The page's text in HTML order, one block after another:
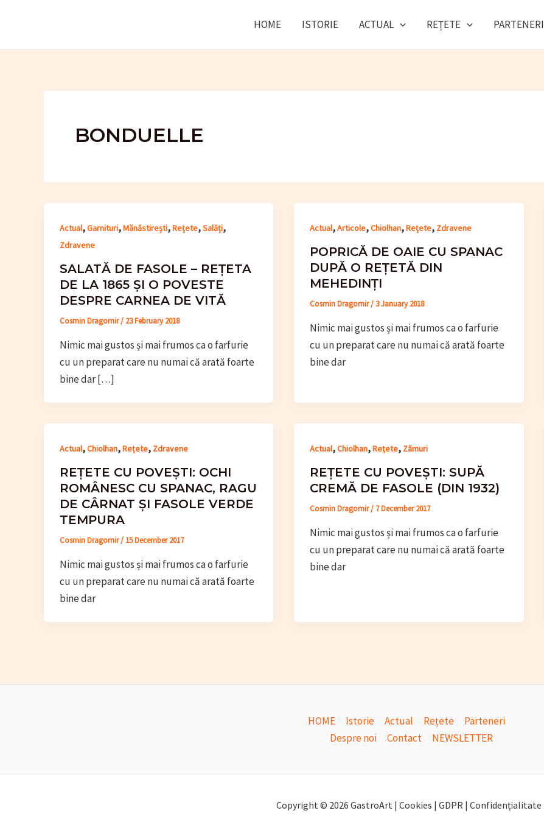
HOME ISTORIE ACTUAL REȚETE PARTENERI
BONDUELLE
Actual,Garnituri,Mănăstirești,Rețete,Salăți,
Zdravene
SALATĂ DE FASOLE – REȚETA
DE LA 1865 ȘI O POVESTE
DESPRE CARNEA DE VITĂ
Cosmin Dragomir/ 23 February 2018
Nimic mai gustos și mai frumos ca o farfurie
cu un preparat care nu numai că arată foarte
bine dar […]
Actual,Articole,Chiolhan,Rețete, Zdravene
POPRICĂ DE OAIE CU SPANAC
DUPĂ O REȚETĂ DIN
MEHEDINȚI
Cosmin Dragomir/ 3 January 2018
Nimic mai gustos și mai frumos ca o farfurie
cu un preparat care nu numai că arată foarte
bine dar
Actual,Chiolhan,Rețete, Zdravene
REȚETE CU POVEȘTI: OCHI
ROMÂNESC CU SPANAC, RAGU
DE CÂRNAT ȘI FASOLE VERDE
TEMPURA
Cosmin Dragomir/ 15 December 2017
Nimic mai gustos și mai frumos ca o farfurie
cu un preparat care nu numai că arată foarte
bine dar
Actual,Chiolhan,Rețete, Zămuri
REȚETE CU POVEȘTI: SUPĂ
CREMĂ DE FASOLE (DIN 1932)
Cosmin Dragomir/ 7 December 2017
Nimic mai gustos și mai frumos ca o farfurie
cu un preparat care nu numai că arată foarte
bine dar
HOME Istorie Actual Rețete
Parteneri
Despre noi
Contact NEWSLETTER
Copyright © 2026 GastroArt | Cookies | GDPR | Confidențialitate